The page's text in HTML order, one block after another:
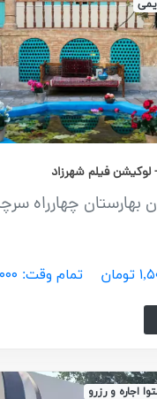
لوکیشن فیلم شهرزاد
بهارستان چهارراه
تمام وقت: ۱۰,۰۰۰,۰۰۰ تومان
اجاره و رزرو